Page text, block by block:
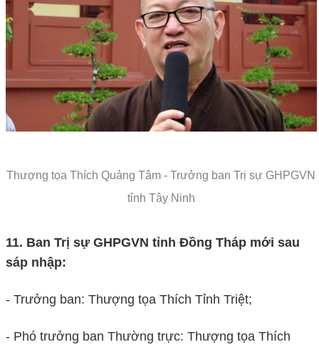
Thượng tọa Thích Quảng Tâm - Trưởng ban Trị sự GHPGVN
tỉnh Tây Ninh
11. Ban Trị sự GHPGVN tỉnh Đồng Tháp mới sau
sáp nhập:
- Trưởng ban: Thượng tọa Thích Tỉnh Triệt;
- Phó trưởng ban Thường trực: Thượng tọa Thích